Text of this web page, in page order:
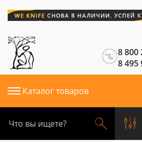
8 800
8 495
Каталог товаров